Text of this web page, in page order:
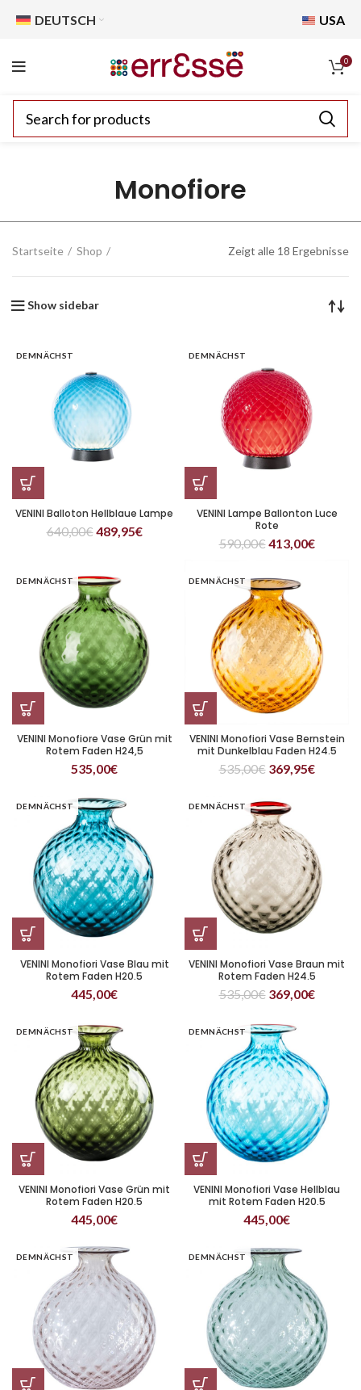
DEUTSCH USA
0
Monofiore
Startseite Shop Zeigt alle 18 Ergebnisse
Show sidebar
DEMNÄCHST
VENINI Balloton Hellblaue Lampe
640,00€489,95€
DEMNÄCHST
VENINI Lampe Ballonton Luce
Rote
590,00€413,00€
DEMNÄCHST
VENINI Monofiore Vase Grün mit
Rotem Faden H24,5
535,00€
DEMNÄCHST
VENINI Monofiori Vase Bernstein
mit Dunkelblau Faden H24.5
535,00€ 369,95€
DEMNÄCHST
VENINI Monofiori Vase Blau mit
Rotem Faden H20.5
445,00€
DEMNÄCHST
VENINI Monofiori Vase Braun mit
Rotem Faden H24.5
535,00€ 369,00€
DEMNÄCHST
VENINI Monofiori Vase Grün mit
Rotem Faden H20.5
445,00€
DEMNÄCHST
VENINI Monofiori Vase Hellblau
mit Rotem Faden H20.5
445,00€
DEMNÄCHST DEMNÄCHST